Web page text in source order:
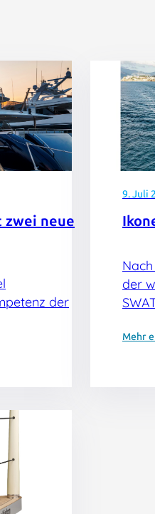
zwei neue
der
9. Juli
der
Mehr